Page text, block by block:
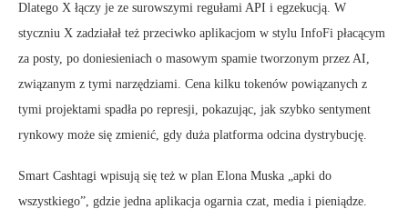
Dlatego X łączy je ze surowszymi regułami API i egzekucją. W
styczniu X zadziałał też przeciwko aplikacjom w stylu InfoFi płacącym
za posty, po doniesieniach o masowym spamie tworzonym przez AI,
związanym z tymi narzędziami. Cena kilku tokenów powiązanych z
tymi projektami spadła po represji, pokazując, jak szybko sentyment
rynkowy może się zmienić, gdy duża platforma odcina dystrybucję.
Smart Cashtagi wpisują się też w plan Elona Muska „apki do
wszystkiego”, gdzie jedna aplikacja ogarnia czat, media i pieniądze.